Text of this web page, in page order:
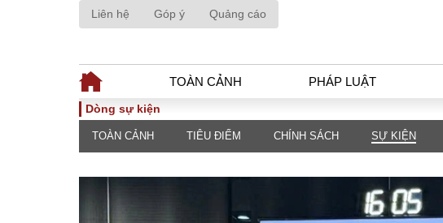
Liên hệ Góp ý Quảng cáo
TOÀN CẢNH PHÁP LUẬT
TOÀN CẢNH PHÁP LUẬT
Góc nhìn luật gia
Dòng sự kiện
TOÀN CẢNH TIÊU ĐIỂM CHÍNH SÁCH SỰ KIỆN